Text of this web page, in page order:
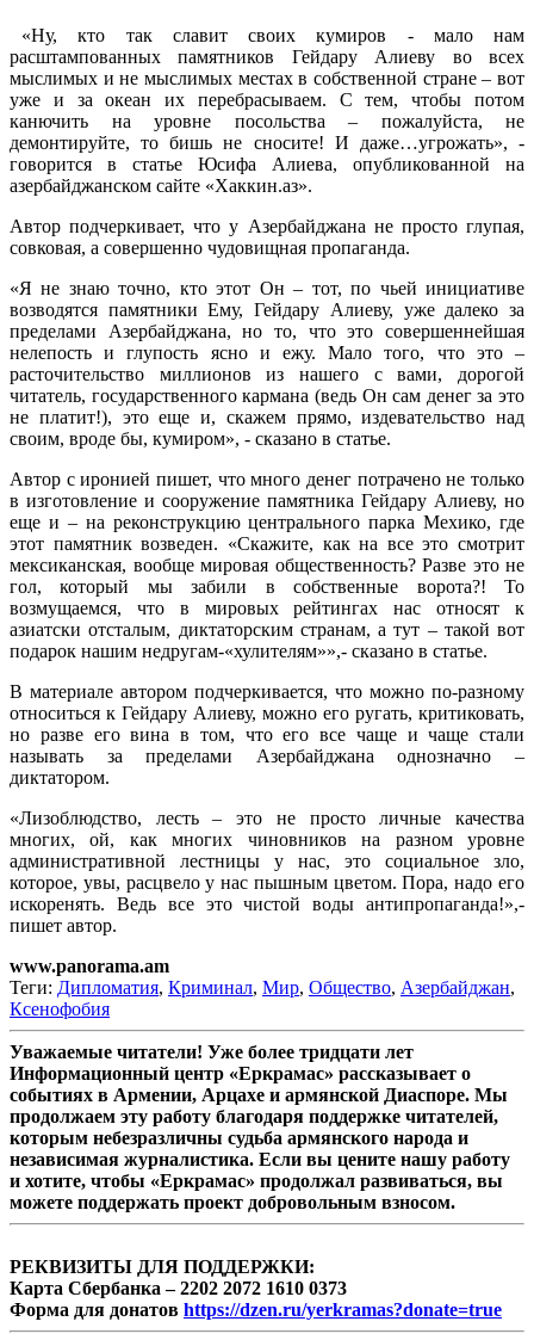
«Ну, кто так славит своих кумиров - мало нам
расштампованных памятников Гейдару Алиеву во всех
мыслимых и не мыслимых местах в собственной стране – вот
уже и за океан их перебрасываем. С тем, чтобы потом
канючить на уровне посольства – пожалуйста, не
демонтируйте, то бишь не сносите! И даже…угрожать», -
говорится в статье Юсифа Алиева, опубликованной на
азербайджанском сайте «Хаккин.аз».
Автор подчеркивает, что у Азербайджана не просто глупая,
совковая, а совершенно чудовищная пропаганда.
«Я не знаю точно, кто этот Он – тот, по чьей инициативе
возводятся памятники Ему, Гейдару Алиеву, уже далеко за
пределами Азербайджана, но то, что это совершеннейшая
нелепость и глупость ясно и ежу. Мало того, что это –
расточительство миллионов из нашего с вами, дорогой
читатель, государственного кармана (ведь Он сам денег за это
не платит!), это еще и, скажем прямо, издевательство над
своим, вроде бы, кумиром», - сказано в статье.
Автор с иронией пишет, что много денег потрачено не только
в изготовление и сооружение памятника Гейдару Алиеву, но
еще и – на реконструкцию центрального парка Мехико, где
этот памятник возведен. «Скажите, как на все это смотрит
мексиканская, вообще мировая общественность? Разве это не
гол, который мы забили в собственные ворота?! То
возмущаемся, что в мировых рейтингах нас относят к
азиатски отсталым, диктаторским странам, а тут – такой вот
подарок нашим недругам-«хулителям»»,- сказано в статье.
В материале автором подчеркивается, что можно по-разному
относиться к Гейдару Алиеву, можно его ругать, критиковать,
но разве его вина в том, что его все чаще и чаще стали
называть за пределами Азербайджана однозначно –
диктатором.
«Лизоблюдство, лесть – это не просто личные качества
многих, ой, как многих чиновников на разном уровне
административной лестницы у нас, это социальное зло,
которое, увы, расцвело у нас пышным цветом. Пора, надо его
искоренять. Ведь все это чистой воды антипропаганда!»,-
пишет автор.
www.panorama.am
Теги: Дипломатия, Криминал, Мир, Общество, Азербайджан,
Ксенофобия
Уважаемые читатели! Уже более тридцати лет
Информационный центр «Еркрамас» рассказывает о
событиях в Армении, Арцахе и армянской Диаспоре. Мы
продолжаем эту работу благодаря поддержке читателей,
которым небезразличны судьба армянского народа и
независимая журналистика. Если вы цените нашу работу
и хотите, чтобы «Еркрамас» продолжал развиваться, вы
можете поддержать проект добровольным взносом.
РЕКВИЗИТЫ ДЛЯ ПОДДЕРЖКИ:
Карта Сбербанка – 2202 2072 1610 0373
Форма для донатов https://dzen.ru/yerkramas?donate=true